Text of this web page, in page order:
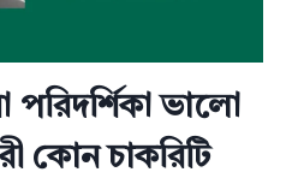
পরিদর্শিকা ভালো
কোন চাকরিটি